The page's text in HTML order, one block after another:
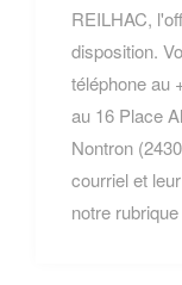
REILHAC,
disposition.
téléphone au
au 16 Place
Nontron
courriel et
notre